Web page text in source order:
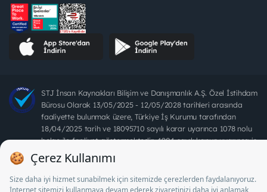
STJ İnsan Kaynakları Bilişim ve Danışmanlık A.Ş. Özel İstihdam
Bürosu Olarak 13/05/2025 - 12/05/2028 tarihleri arasında
faaliyette bulunmak üzere, Türkiye İş Kurumu tarafından
18/04/2025 tarih ve 18095710 sayılı karar uyarınca 1078 nolu
belge ile faaliyet göstermektedir. 4904 sayılı kanun uyarınca iş
arayanlardan ücret alınması yasaktır.